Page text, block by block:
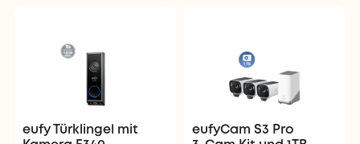
eufy Türklingel mit
eufyCam S3 Pro